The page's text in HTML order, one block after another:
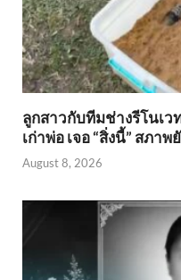
ลูกสาวกับทีมช่างรีโนเว
เก่าพ่อ เจอ “สิ่งนี้” สภา
August 8, 2026